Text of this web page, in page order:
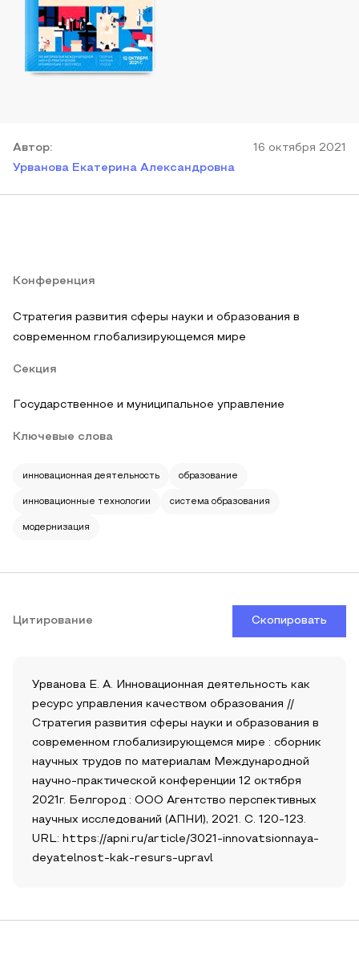
Автор:
Урванова Екатерина Александровна
16 октября 2021
Конференция
Стратегия развития сферы науки и образования в
современном глобализирующемся мире
Секция
Государственное и муниципальное управление
Ключевые слова
инновационная деятельность образование
инновационные технологии система образования
модернизация
Цитирование Скопировать
Урванова Е. А. Инновационная деятельность как
ресурс управления качеством образования //
Стратегия развития сферы науки и образования в
современном глобализирующемся мире : сборник
научных трудов по материалам Международной
научно-практической конференции 12 октября
2021г. Белгород : ООО Агентство перспективных
научных исследований (АПНИ), 2021. С. 120-123.
URL: https://apni.ru/article/3021-innovatsionnaya-
deyatelnost-kak-resurs-upravl